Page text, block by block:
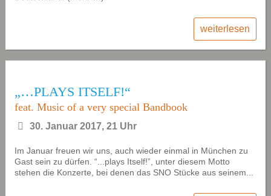
weiterlesen
„…PLAYS ITSELF!“
feat. Music of a very special Bandbook
30. Januar 2017, 21 Uhr
Im Januar freuen wir uns, auch wieder einmal in München zu
Gast sein zu dürfen. “...plays Itself!”, unter diesem Motto
stehen die Konzerte, bei denen das SNO Stücke aus seinem...